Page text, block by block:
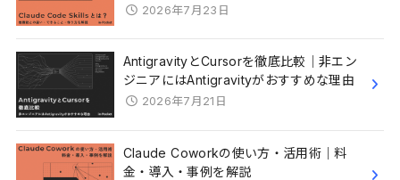
2026年7月23日
AntigravityとCursorを徹底比較｜非エン
ジニアにはAntigravityがおすすめな理由
2026年7月21日
Claude Coworkの使い方・活用術｜料
金・導入・事例を解説